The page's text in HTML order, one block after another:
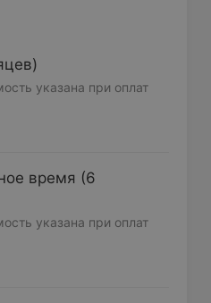
указана при оплат
время (6
указана при оплат